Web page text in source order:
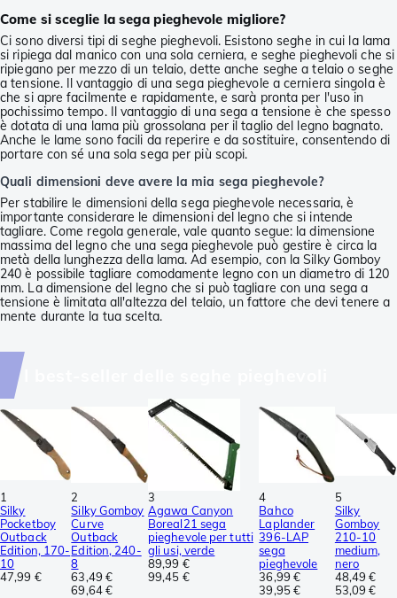
Come si sceglie la sega pieghevole migliore?
Ci sono diversi tipi di seghe pieghevoli. Esistono seghe in cui la lama
si ripiega dal manico con una sola cerniera, e seghe pieghevoli che si
ripiegano per mezzo di un telaio, dette anche seghe a telaio o seghe
a tensione. Il vantaggio di una sega pieghevole a cerniera singola è
che si apre facilmente e rapidamente, e sarà pronta per l'uso in
pochissimo tempo. Il vantaggio di una sega a tensione è che spesso
è dotata di una lama più grossolana per il taglio del legno bagnato.
Anche le lame sono facili da reperire e da sostituire, consentendo di
portare con sé una sola sega per più scopi.
Quali dimensioni deve avere la mia sega pieghevole?
Per stabilire le dimensioni della sega pieghevole necessaria, è
importante considerare le dimensioni del legno che si intende
tagliare. Come regola generale, vale quanto segue: la dimensione
massima del legno che una sega pieghevole può gestire è circa la
metà della lunghezza della lama. Ad esempio, con la Silky Gomboy
240 è possibile tagliare comodamente legno con un diametro di 120
mm. La dimensione del legno che si può tagliare con una sega a
tensione è limitata all'altezza del telaio, un fattore che devi tenere a
mente durante la tua scelta.
1
Silky
Pocketboy
Outback
Edition, 170-
10
47,99 €
2
Silky Gomboy
Curve
Outback
Edition, 240-
8
63,49 €
69,64 €
3
Agawa Canyon
Boreal21 sega
pieghevole per tutti
gli usi, verde
89,99 €
99,45 €
4
Bahco
Laplander
396-LAP
sega
pieghevole
36,99 €
39,95 €
5
Silky
Gomboy
210-10
medium,
nero
48,49 €
53,09 €